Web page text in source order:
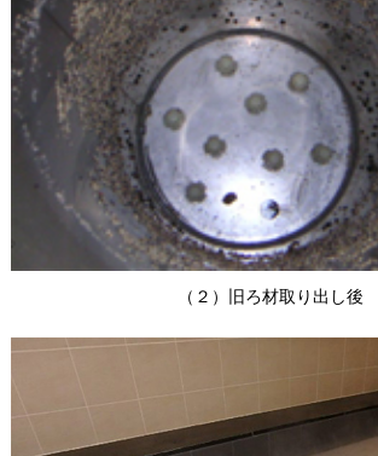
（２）旧ろ材取り出し後